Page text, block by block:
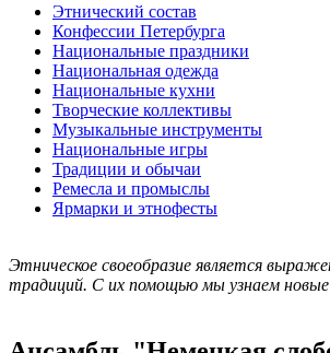
Этнический состав
Конфессии Петербурга
Национальные праздники
Национальная одежда
Национальные кухни
Творческие коллективы
Музыкальные инструменты
Национальные игры
Традиции и обычаи
Ремесла и промыслы
Ярмарки и этнофесты
Этническое своеобразие является
традиций. С их помощью мы узнаем